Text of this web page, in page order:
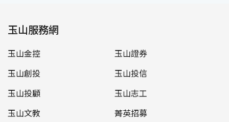
玉山服務網
玉山金控
玉山證券
玉山創投
玉山投信
玉山投顧
玉山志工
玉山文教
菁英招募